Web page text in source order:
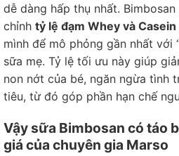
dễ dàng hấp thụ nhất.
chỉnh tỷ lệ đạm Whey và Casein
mình để mô phỏng gần nhất với
sữa mẹ. Tỷ lệ tối ưu này giúp
non nớt của bé, ngăn ngừa tình
tiêu, từ đó góp phần hạn chế
Vậy sữa Bimbosan có táo
giá của chuyên gia Marso